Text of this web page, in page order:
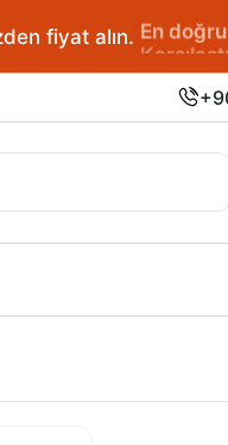
fiyat alın. En doğru